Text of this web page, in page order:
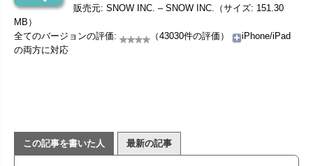
販売元: SNOW INC. – SNOW INC.（サイズ: 151.30
MB）
全てのバージョンの評価:
（43030件の評価）
iPhone/iPad
の両方に対応
この記事を書いた人 最新の記事